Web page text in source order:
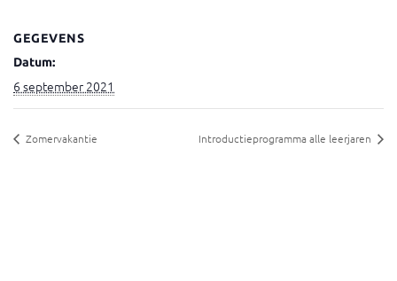
GEGEVENS
Datum:
6 september 2021
Zomervakantie Introductieprogramma alle leerjaren